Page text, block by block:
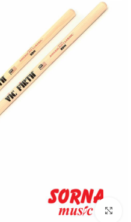
Click to enlarge